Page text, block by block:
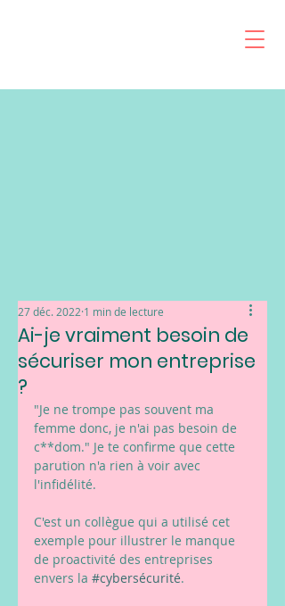
Ai-je vraiment besoin de
sécuriser mon entreprise
?
27 déc. 2022 1 min de lecture
"Je ne trompe pas souvent ma
femme donc, je n'ai pas besoin de
c**dom." Je te confirme que cette
parution n'a rien à voir avec
l'infidélité.
C'est un collègue qui a utilisé cet
exemple pour illustrer le manque
de proactivité des entreprises
envers la #cybersécurité.